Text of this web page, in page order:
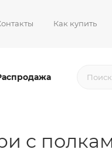
Как купить
с